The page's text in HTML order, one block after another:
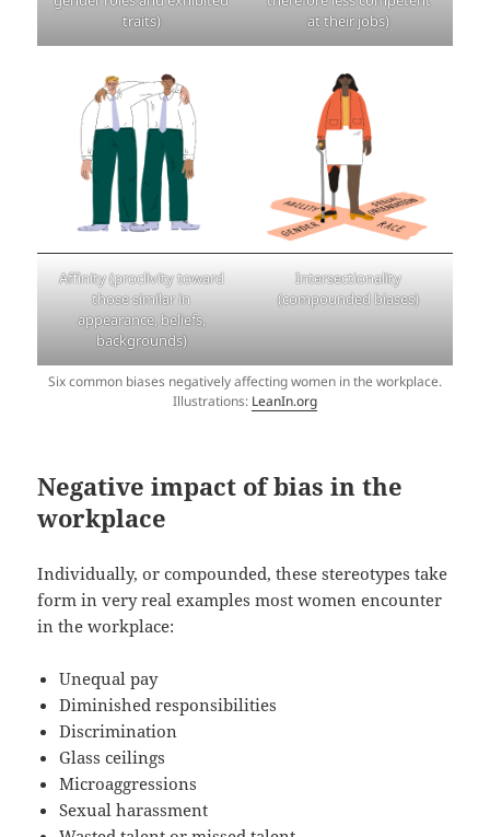
traits)
at their jobs)
Affinity (proclivity toward
those similar in
appearance, beliefs,
backgrounds)
Intersectionality
(compounded biases)
Six common biases negatively affecting women in the workplace.
Illustrations: LeanIn.org
Negative impact of bias in the
workplace
Individually, or compounded, these stereotypes take
form in very real examples most women encounter
in the workplace:
Unequal pay
Diminished responsibilities
Discrimination
Glass ceilings
Microaggressions
Sexual harassment